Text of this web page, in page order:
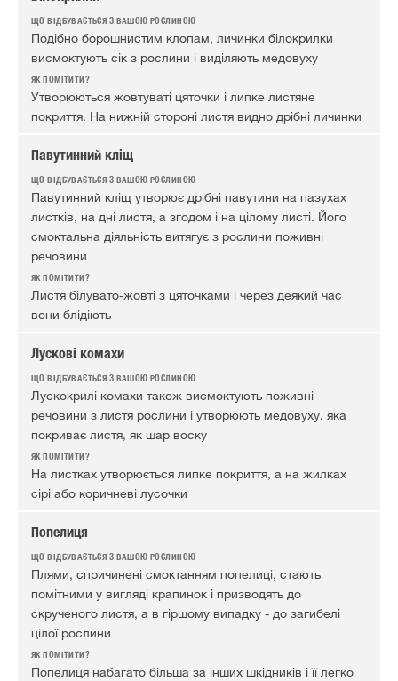
Подібно борошнистим клопам, личинки білокрилки
висмоктують сік з рослини і виділяють медовуху
Утворюються жовтуваті цяточки і липке листяне
покриття. На нижній стороні листя видно дрібні личинки
Павутинний кліщ
Павутинний кліщ утворює дрібні павутини на пазухах
листків, на дні листя, а згодом і на цілому листі. Його
смоктальна діяльність витягує з рослини поживні
речовини
Листя білувато-жовті з цяточками і через деякий час
вони блідіють
Лускові комахи
Лускокрилі комахи також висмоктують поживні
речовини з листя рослини і утворюють медовуху, яка
покриває листя, як шар воску
На листках утворюється липке покриття, а на жилках
сірі або коричневі лусочки
Попелиця
Плями, спричинені смоктанням попелиці, стають
помітними у вигляді крапинок і призводять до
скрученого листя, а в гіршому випадку - до загибелі
цілої рослини
Попелиця набагато більша за інших шкідників і її легко